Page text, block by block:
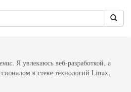
. Я увлекаюсь веб-разработкой, а
в стеке технологий Linux,